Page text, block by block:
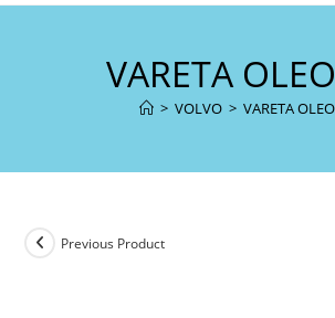
VARETA
> VOLVO > VARETA
Previous Product